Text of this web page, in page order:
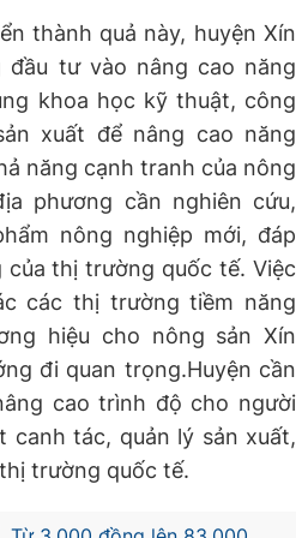
thành quả này, huyện Xín
đầu tư vào nâng cao năng
khoa học kỹ thuật, công
xuất để nâng cao năng
năng cạnh tranh của nông
phương cần nghiên cứu,
nông nghiệp mới, đáp
của thị trường quốc tế. Việc
các thị trường tiềm năng
hiệu cho nông sản Xín
đi quan trọng.Huyện cần
cao trình độ cho người
canh tác, quản lý sản xuất,
trường quốc tế.